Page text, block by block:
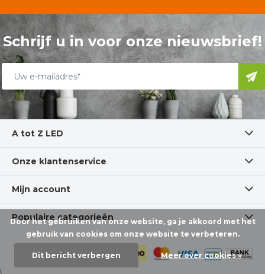
Schrijf u in voor onze nieuwsbrief!
A tot Z LED
Onze klantenservice
Mijn account
Populaire categorieën
Door het gebruiken van onze website, ga je akkoord met het
gebruik van cookies om onze website te verbeteren.
Dit bericht verbergen Meer over cookies »
{